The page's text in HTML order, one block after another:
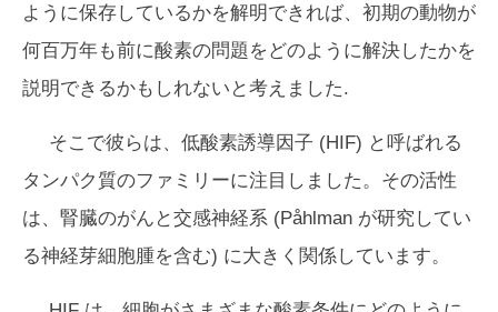
ように保存しているかを解明できれば、初期の動物が
何百万年も前に酸​​素の問題をどのように解決したかを
説明できるかもしれないと考えました.
そこで彼らは、低酸素誘導因子 (HIF) と呼ばれる
タンパク質のファミリーに注目しました。その活性
は、腎臓のがんと交感神経系 (Påhlman が研究してい
る神経芽細胞腫を含む) に大きく関係しています。